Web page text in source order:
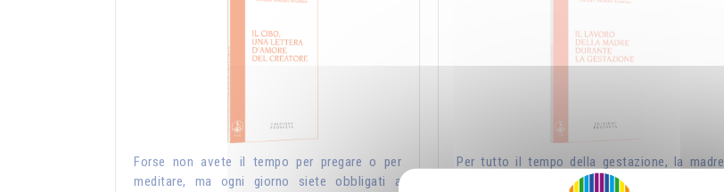
Forse non avete il tempo per pregare o per
meditare, ma ogni giorno siete obbligati a
Per tutto il tempo della gestazione, la madre
deve creare coscientemente attorno al suo